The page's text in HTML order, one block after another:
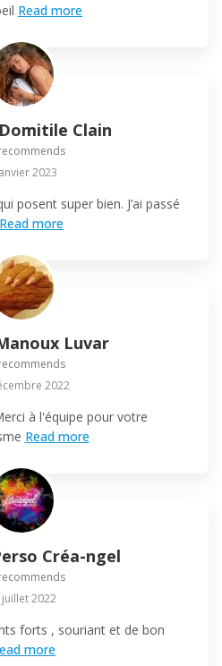
Read more
Clain
2023
posent super bien. J’ai passé
Read more
Luvar
2022
à l'équipe pour votre
Read more
Créa-ngel
2022
forts , souriant et de bon
more